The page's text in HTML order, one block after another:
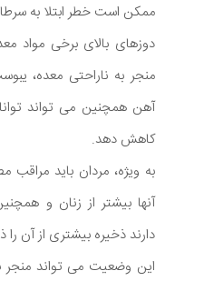
ممکن است خطر ابتلا به
دوزهای بالای برخی مواد
منجر به ناراحتی معده،
آهن همچنین می تواند
کاهش دهد.
به ویژه، مردان باید
آنها بیشتر از زنان و
دارند ذخیره بیشتری از آن را
این وضعیت می تواند